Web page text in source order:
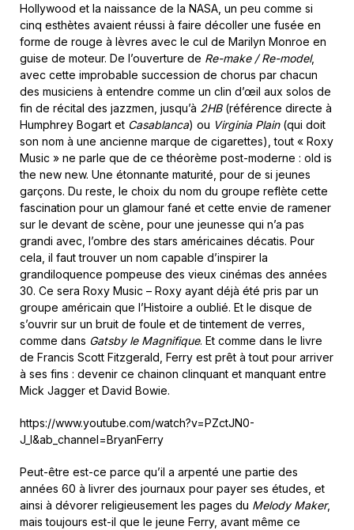
Hollywood et la naissance de la NASA, un peu comme si
cinq esthètes avaient réussi à faire décoller une fusée en
forme de rouge à lèvres avec le cul de Marilyn Monroe en
guise de moteur. De l’ouverture de Re-make / Re-model,
avec cette improbable succession de chorus par chacun
des musiciens à entendre comme un clin d’œil aux solos de
fin de récital des jazzmen, jusqu’à 2HB(référence directe à
Humphrey Bogart et Casablanca) ou Virginia Plain(qui doit
son nom à une ancienne marque de cigarettes), tout « Roxy
Music » ne parle que de ce théorème post-moderne : old is
the new new. Une étonnante maturité, pour de si jeunes
garçons. Du reste, le choix du nom du groupe reflète cette
fascination pour un glamour fané et cette envie de ramener
sur le devant de scène, pour une jeunesse qui n’a pas
grandi avec, l’ombre des stars américaines décatis. Pour
cela, il faut trouver un nom capable d’inspirer la
grandiloquence pompeuse des vieux cinémas des années
30. Ce sera Roxy Music – Roxy ayant déjà été pris par un
groupe américain que l’Histoire a oublié. Et le disque de
s’ouvrir sur un bruit de foule et de tintement de verres,
comme dans Gatsby le Magnifique. Et comme dans le livre
de Francis Scott Fitzgerald, Ferry est prêt à tout pour arriver
à ses fins : devenir ce chainon clinquant et manquant entre
Mick Jagger et David Bowie.
https://www.youtube.com/watch?v=PZctJN0-
J_I&ab_channel=BryanFerry
Peut-être est-ce parce qu’il a arpenté une partie des
années 60 à livrer des journaux pour payer ses études, et
ainsi à dévorer religieusement les pages du Melody Maker,
mais toujours est-il que le jeune Ferry, avant même ce